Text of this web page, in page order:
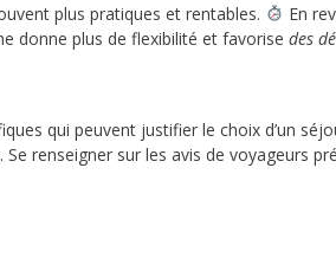
plus pratiques et rentables.
En
donne plus de flexibilité et favorise des
qui peuvent justifier le choix d’un
renseigner sur les avis de voyageurs